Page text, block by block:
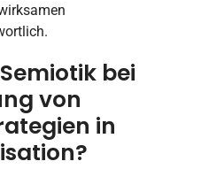
bei
von
in